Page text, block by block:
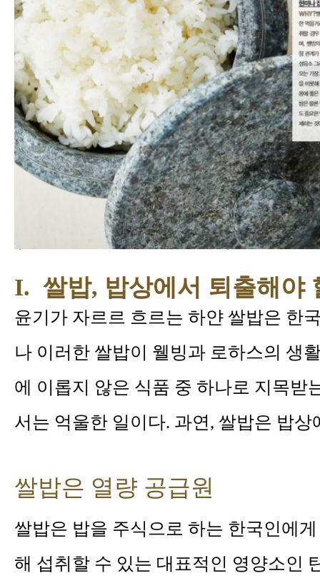
I. 쌀밥, 밥상에서 퇴출해야
윤기가 자르르 흐르는 하얀 쌀밥은 한
나 이러한 쌀밥이 웰빙과 로하스의 생
에 이롭지 않은 식품 중 하나로 지목받
서는 억울한 일이다. 과연, 쌀밥은 밥
쌀밥은 열량 공급원
쌀밥은 밥을 주식으로 하는 한국인에
해 섭취할 수 있는 대표적인 영양소인